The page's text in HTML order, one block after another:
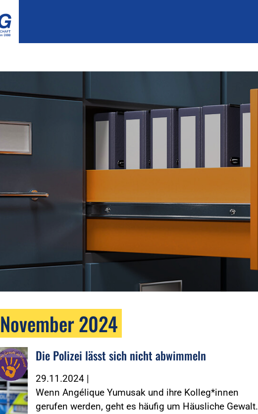
2024
Canva Die Polizei lässt sich nicht abwimmeln
29.11.2024 |
Wenn Angélique Yumusak und ihre Kolleg*innen
gerufen werden, geht es häufig um Häusliche Gewalt.